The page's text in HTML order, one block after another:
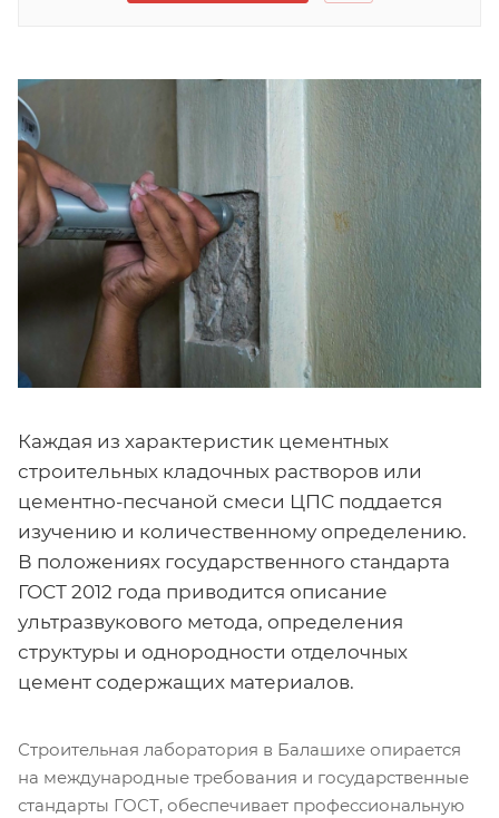
Каждая из характеристик цементных
строительных кладочных растворов или
цементно-песчаной смеси ЦПС поддается
изучению и количественному определению.
В положениях государственного стандарта
ГОСТ 2012 года приводится описание
ультразвукового метода, определения
структуры и однородности отделочных
цемент содержащих материалов.
Строительная лаборатория в Балашихе опирается
на международные требования и государственные
стандарты ГОСТ, обеспечивает профессиональную